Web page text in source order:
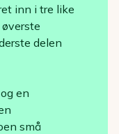
inn i tre like
delen
og en
små